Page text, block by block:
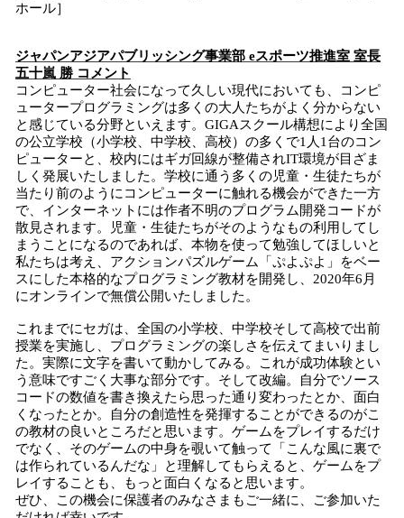
ホール］
ジャパンアジアパブリッシング事業部 eスポーツ推進室 室長
五十嵐 勝 コメント
コンピューター社会になって久しい現代においても、コンピ
ュータープログラミングは多くの大人たちがよく分からない
と感じている分野といえます。GIGAスクール構想により全国
の公立学校（小学校、中学校、高校）の多くで1人1台のコン
ピューターと、校内にはギガ回線が整備されIT環境が目ざま
しく発展いたしました。学校に通う多くの児童・生徒たちが
当たり前のようにコンピューターに触れる機会ができた一方
で、インターネットには作者不明のプログラム開発コードが
散見されます。児童・生徒たちがそのようなもの利用してし
まうことになるのであれば、本物を使って勉強してほしいと
私たちは考え、アクションパズルゲーム「ぷよぷよ」をベー
スにした本格的なプログラミング教材を開発し、2020年6月
にオンラインで無償公開いたしました。
これまでにセガは、全国の小学校、中学校そして高校で出前
授業を実施し、プログラミングの楽しさを伝えてまいりまし
た。実際に文字を書いて動かしてみる。これが成功体験とい
う意味ですごく大事な部分です。そして改編。自分でソース
コードの数値を書き換えたら思った通り変わったとか、面白
くなったとか。自分の創造性を発揮することができるのがこ
の教材の良いところだと思います。ゲームをプレイするだけ
でなく、そのゲームの中身を覗いて触って「こんな風に裏で
は作られているんだな」と理解してもらえると、ゲームをプ
レイすることも、もっと面白くなると思います。
ぜひ、この機会に保護者のみなさまもご一緒に、ご参加いた